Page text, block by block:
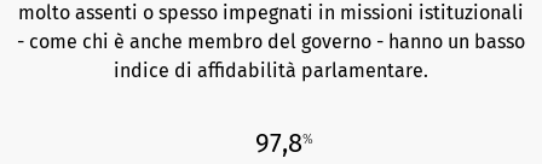
molto assenti o spesso impegnati in missioni istituzionali
- come chi è anche membro del governo - hanno un basso
indice di affidabilità parlamentare.
97,8%